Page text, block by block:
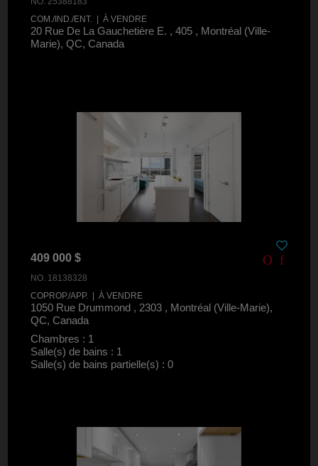
COM./IND./ENT. | À VENDRE
20 Rue De La Gauchetière E. , 405 , Montréal (Ville-
Marie), QC, Canada
409 000 $
NO. 18138328
COPROP./APP. | À VENDRE
1050 Rue Drummond , 2303 , Montréal (Ville-Marie),
QC, Canada
Chambres : 1
Salle(s) de bains : 1
Salle(s) de bains partielle(s) : 0